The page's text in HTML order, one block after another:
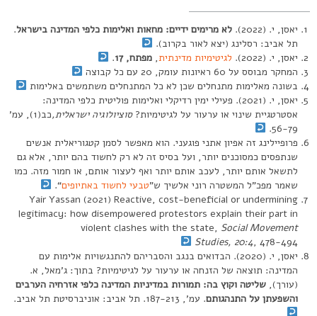
יאסן, י. (2022). לא מרימים ידיים: מחאות ואלימות כלפי המדינה בישראל.
תל אביב: רסלינג (יצא לאור בקרוב).
יאסן, י. (2022).
לגיטימיות מדינתית,מפתח, 17
.
המחקר מבוסס על 60 ראיונות עומק, 20 עם כל קבוצה
בשונה מאלימות מתנחלים שכן לא כל המתנחלים משתמשים באלימות
יאסן, י. (2021). פעילי ימין רדיקלי ואלימות פוליטית כלפי המדינה:
אסטרטגיית שינוי או ערעור על לגיטימיות?סוציולוגיה ישראלית,
כב(1), עמ’
56-79.
פרופיילינג זה אפיון אתני פוגעני. הוא מאפשר לסמן קטגוריאלית אנשים
שנתפסים כמסוכנים יותר, ועל בסיס זה לא רק לחשוד בהם יותר, אלא גם
לתשאל אותם יותר, לעכב אותם יותר ואף לעצור אותם, או חמור מזה. כמו
שאמר מפכ”ל המשטרה רוני אלשיך ש”טבעי לחשוד באתיופים“.
Yair Yassan (2021) Reactive, cost-beneficial or undermining
legitimacy: how disempowered protestors explain their part in
violent clashes with the state, Social Movement
Studies, 20:4, 478-494
יאסן, י. (2020). הבדואים בנגב והסבריהם להתנגשויות אלימות עם
המדינה: תוצאה של הזנחה או ערעור על לגיטימיות? בתוך: ג’מאל, א.
(עורך),שליטה וקוץ בה: תמורות במדיניות המדינה כלפי אזרחיה הערבים
והשפעתן על התנהגותם. עמ’, 187-213. תל אביב: אוניברסיטת תל אביב.